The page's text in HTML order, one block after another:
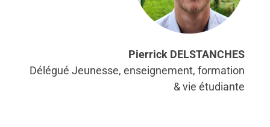
Pierrick DELSTANCHES
Délégué Jeunesse, enseignement, formation
& vie étudiante